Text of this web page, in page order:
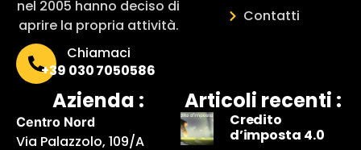
nel 2005 hanno deciso di
aprire la propria attività.
Chiamaci
+39 030 7050586
Contatti
Azienda :
Centro Nord
Via Palazzolo, 109/A
Articoli recenti :
Credito
d’imposta 4.0